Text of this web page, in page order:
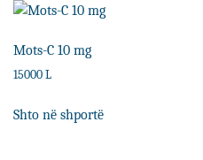
Mots-C 10 mg
15000 L
Shto në shportë